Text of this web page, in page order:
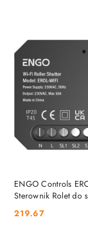
ENGO Controls
Sterownik Rolet do
ENGO Smart, WIFI
CONTROLS
Cena:
219.67